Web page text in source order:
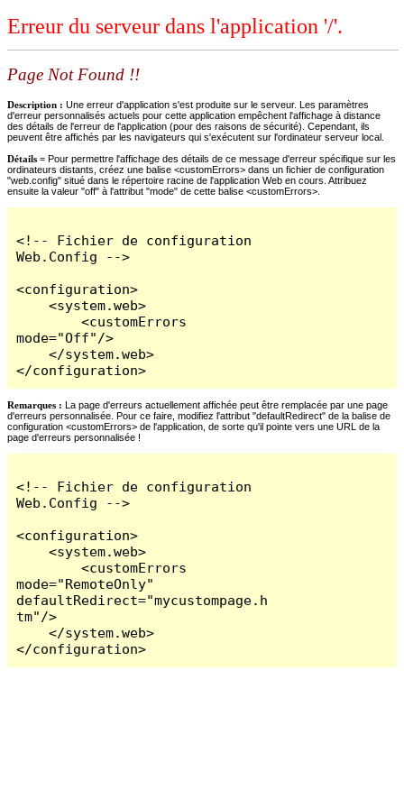
Erreur du serveur dans l'application '/'.
Page Not Found !!
Description : Une erreur d'application s'est produite sur le serveur. Les paramètres
d'erreur personnalisés actuels pour cette application empêchent l'affichage à distance
des détails de l'erreur de l'application (pour des raisons de sécurité). Cependant, ils
peuvent être affichés par les navigateurs qui s'exécutent sur l'ordinateur serveur local.
Détails = Pour permettre l'affichage des détails de ce message d'erreur spécifique sur les
ordinateurs distants, créez une balise <customErrors> dans un fichier de configuration
"web.config" situé dans le répertoire racine de l'application Web en cours. Attribuez
ensuite la valeur "off" à l'attribut "mode" de cette balise <customErrors>.
<!-- Fichier de configuration
Web.Config -->
<configuration>
    <system.web>
        <customErrors
mode="Off"/>
    </system.web>
</configuration>
Remarques : La page d'erreurs actuellement affichée peut être remplacée par une page
d'erreurs personnalisée. Pour ce faire, modifiez l'attribut "defaultRedirect" de la balise de
configuration <customErrors> de l'application, de sorte qu'il pointe vers une URL de la
page d'erreurs personnalisée !
<!-- Fichier de configuration
Web.Config -->
<configuration>
    <system.web>
        <customErrors
mode="RemoteOnly"
defaultRedirect="mycustompage.h
tm"/>
    </system.web>
</configuration>